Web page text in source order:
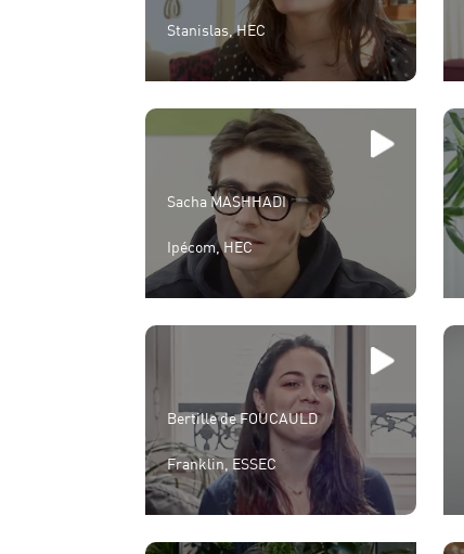
Stanislas, HEC
Sacha MASHHADI
Ipécom, HEC
Bertille de FOUCAULD
Franklin, ESSEC